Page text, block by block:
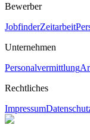
Bewerber
JobfinderZeitarbeit
Unternehmen
Personalvermittlung
Rechtliches
Impressum